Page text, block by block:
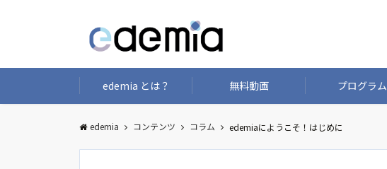
edemia とは？ 無料動画 プログラム
edemia コンテンツ コラム edemiaにようこそ！はじめに